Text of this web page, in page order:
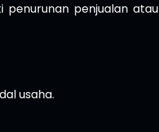
penurunan penjualan atau
usaha.